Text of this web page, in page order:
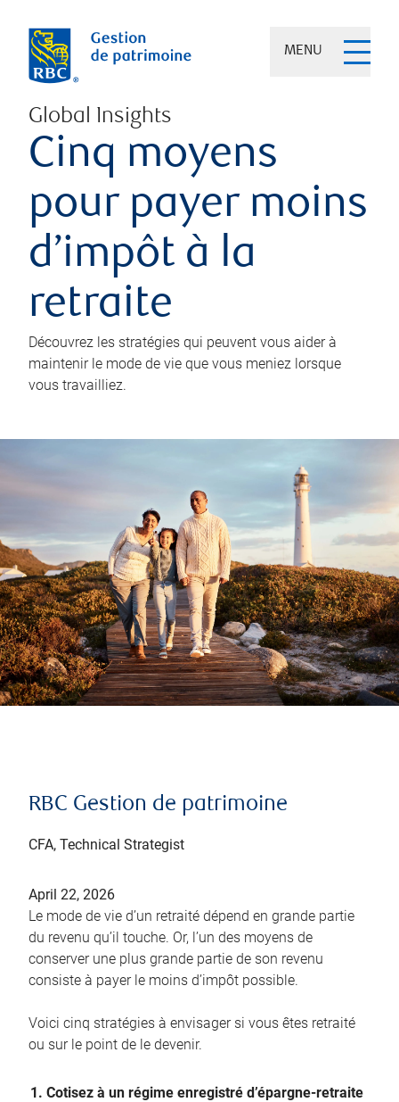
MENU
Global Insights
Cinq moyens
pour payer moins
d’impôt à la
retraite
Découvrez les stratégies qui peuvent vous aider à
maintenir le mode de vie que vous meniez lorsque
vous travailliez.
RBC Gestion de patrimoine
CFA, Technical Strategist
April 22, 2026
Le mode de vie d’un retraité dépend en grande partie
du revenu qu’il touche. Or, l’un des moyens de
conserver une plus grande partie de son revenu
consiste à payer le moins d’impôt possible.
Voici cinq stratégies à envisager si vous êtes retraité
ou sur le point de le devenir.
1. Cotisez à un régime enregistré d’épargne-retraite